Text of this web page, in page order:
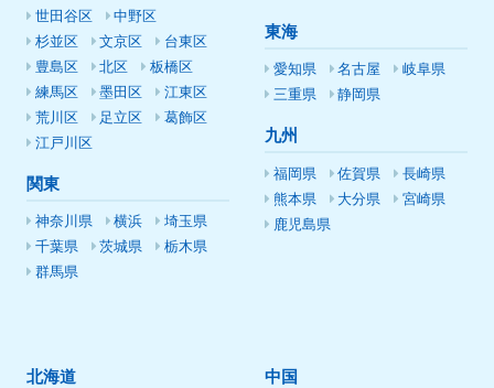
世田谷区
中野区
杉並区
文京区
台東区
豊島区
北区
板橋区
練馬区
墨田区
江東区
荒川区
足立区
葛飾区
江戸川区
関東
神奈川県 横浜
埼玉県
千葉県
茨城県
栃木県
群馬県
東海
愛知県 名古屋
岐阜県
三重県
静岡県
九州
福岡県 佐賀県
長崎県
熊本県
大分県
宮崎県
鹿児島県
北海道 中国